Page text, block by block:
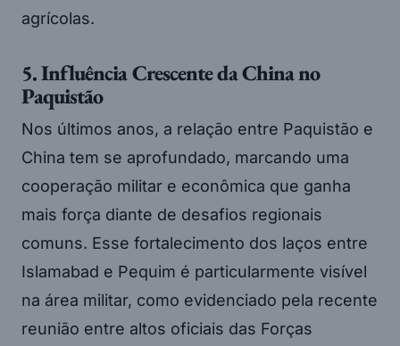
agrícolas.
5. Influência Crescente da China no
Paquistão
Nos últimos anos, a relação entre Paquistão e
China tem se aprofundado, marcando uma
cooperação militar e econômica que ganha
mais força diante de desafios regionais
comuns. Esse fortalecimento dos laços entre
Islamabad e Pequim é particularmente visível
na área militar, como evidenciado pela recente
reunião entre altos oficiais das Forças